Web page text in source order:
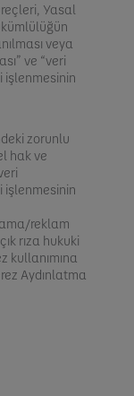
Yasal
veya
ve “veri
işlenmesinin
zorunlu
hak ve
işlenmesinin
reklam
rıza hukuki
kullanımına
Aydınlatma